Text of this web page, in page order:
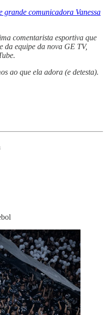
comunicadora Vanessa
comentarista esportiva que
da equipe da nova GE TV,
ao que ela adora (e detesta).